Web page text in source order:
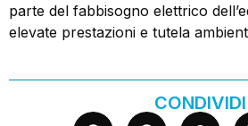
parte del fabbisogno elettrico
elevate prestazioni e tutela
CONDIVIDI